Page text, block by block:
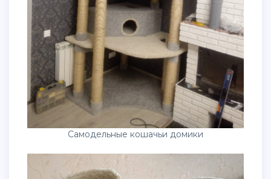
Самодельные кошачьи домики